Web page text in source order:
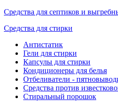
Средства для септиков и
Средства для стирки
Антистатик
Гели для стирки
Капсулы для стирки
Кондиционеры для белья
Отбеливатели -
Средства против
Стиральный порошок